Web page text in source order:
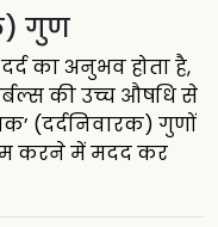
गुण
का अनुभव होता है,
की उच्च औषधि से
(दर्दनिवारक) गुणों
करने में मदद कर